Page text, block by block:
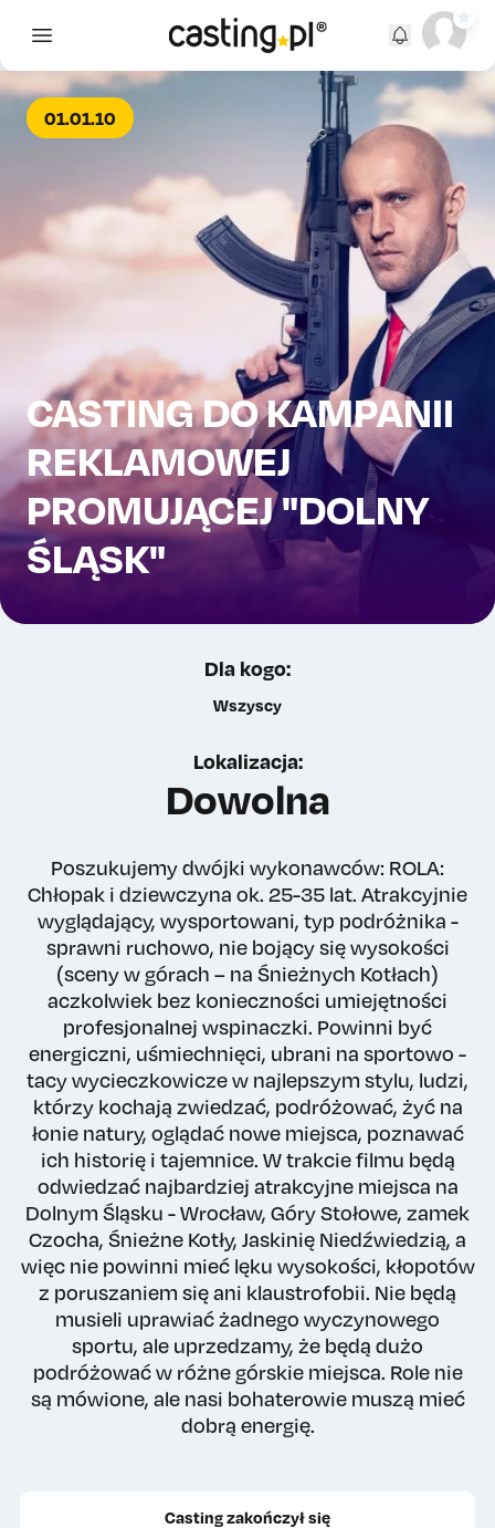
Open main menu
01.01.10
CASTING DO KAMPANII
REKLAMOWEJ
PROMUJĄCEJ "DOLNY
ŚLĄSK"
Dla kogo:
Wszyscy
Lokalizacja:
Dowolna
Poszukujemy dwójki wykonawców: ROLA:
Chłopak i dziewczyna ok. 25-35 lat. Atrakcyjnie
wyglądający, wysportowani, typ podróżnika -
sprawni ruchowo, nie bojący się wysokości
(sceny w górach – na Śnieżnych Kotłach)
aczkolwiek bez konieczności umiejętności
profesjonalnej wspinaczki. Powinni być
energiczni, uśmiechnięci, ubrani na sportowo -
tacy wycieczkowicze w najlepszym stylu, ludzi,
którzy kochają zwiedzać, podróżować, żyć na
łonie natury, oglądać nowe miejsca, poznawać
ich historię i tajemnice. W trakcie filmu będą
odwiedzać najbardziej atrakcyjne miejsca na
Dolnym Śląsku - Wrocław, Góry Stołowe, zamek
Czocha, Śnieżne Kotły, Jaskinię Niedźwiedzią, a
więc nie powinni mieć lęku wysokości, kłopotów
z poruszaniem się ani klaustrofobii. Nie będą
musieli uprawiać żadnego wyczynowego
sportu, ale uprzedzamy, że będą dużo
podróżować w różne górskie miejsca. Role nie
są mówione, ale nasi bohaterowie muszą mieć
dobrą energię.
Casting zakończył się